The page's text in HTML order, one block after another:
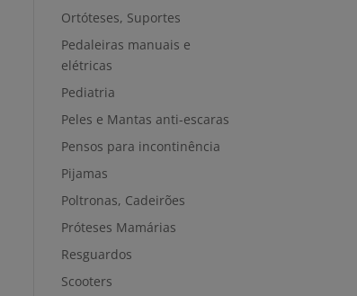
Ortóteses, Suportes
Pedaleiras manuais e
elétricas
Pediatria
Peles e Mantas anti-escaras
Pensos para incontinência
Pijamas
Poltronas, Cadeirões
Próteses Mamárias
Resguardos
Scooters